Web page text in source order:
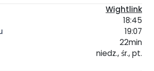
Wightlink
18:45
19:07
22min
niedz., śr., pt.